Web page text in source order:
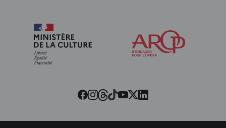
Facebook
Instagram
Threads
Tiktok
Youtube
Twitter
LinkedIn